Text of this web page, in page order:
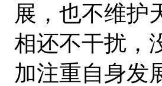
展，也不维护
相还不干扰，
加注重自身发